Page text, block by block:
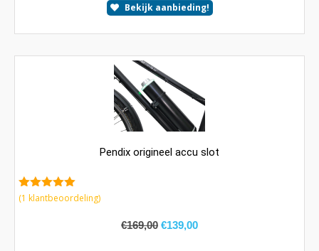
Bekijk aanbieding!
Pendix origineel accu slot
5.00van 5
(1 klantbeoordeling)
€169,00 €139,00